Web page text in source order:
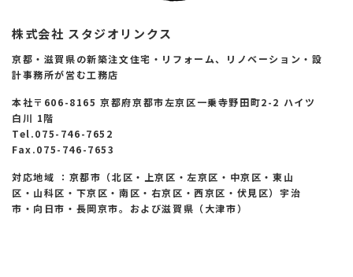
株式会社 スタジオリンクス
京都・滋賀県の新築注文住宅・リフォーム、リノベーション・設
計事務所が営む工務店
本社〒606-8165 京都府京都市左京区一乗寺野田町2-2 ハイツ
白川 1階
Tel.075-746-7652
Fax.075-746-7653
対応地域 ：京都市（北区・上京区・左京区・中京区・東山
区・山科区・下京区・南区・右京区・西京区・伏見区）宇治
市・向日市・長岡京市。および滋賀県（大津市）